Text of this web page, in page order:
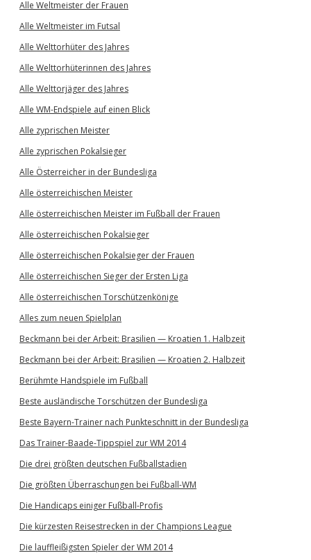
Alle Weltmeister der Frauen
Alle Weltmeister im Futsal
Alle Welttorhüter des Jahres
Alle Welttorhüterinnen des Jahres
Alle Welttorjäger des Jahres
Alle WM-Endspiele auf einen Blick
Alle zyprischen Meister
Alle zyprischen Pokalsieger
Alle Österreicher in der Bundesliga
Alle österreichischen Meister
Alle österreichischen Meister im Fußball der Frauen
Alle österreichischen Pokalsieger
Alle österreichischen Pokalsieger der Frauen
Alle österreichischen Sieger der Ersten Liga
Alle österreichischen Torschützenkönige
Alles zum neuen Spielplan
Beckmann bei der Arbeit: Brasilien — Kroatien 1. Halbzeit
Beckmann bei der Arbeit: Brasilien — Kroatien 2. Halbzeit
Berühmte Handspiele im Fußball
Beste ausländische Torschützen der Bundesliga
Beste Bayern-Trainer nach Punkteschnitt in der Bundesliga
Das Trainer-Baade-Tippspiel zur WM 2014
Die drei größten deutschen Fußballstadien
Die größten Überraschungen bei Fußball-WM
Die Handicaps einiger Fußball-Profis
Die kürzesten Reisestrecken in der Champions League
Die lauffleißigsten Spieler der WM 2014